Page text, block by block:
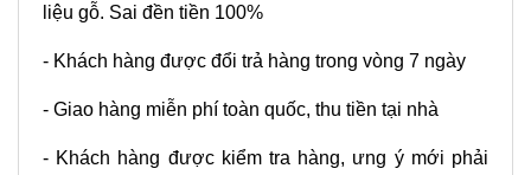
liệu gỗ. Sai đền tiền 100%
- Khách hàng được đổi trả hàng trong vòng 7 ngày
- Giao hàng miễn phí toàn quốc, thu tiền tại nhà
- Khách hàng được kiểm tra hàng, ưng ý mới phải